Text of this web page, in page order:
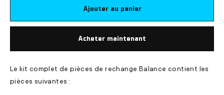
Ajouter au panier
Acheter maintenant
Le kit complet de pièces de rechange Balance contient les
pièces suivantes :